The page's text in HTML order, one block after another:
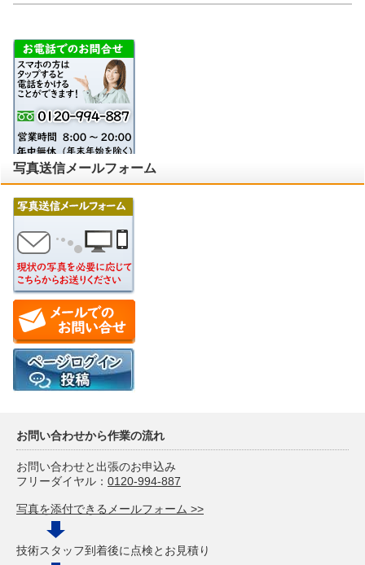
写真送信メールフォーム
お問い合わせから作業の流れ
お問い合わせと出張のお申込み
フリーダイヤル： 0120-994-887
写真を添付できるメールフォーム >>
技術スタッフ到着後に点検とお見積り